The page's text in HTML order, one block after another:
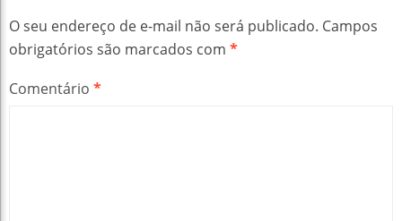
O seu endereço de e-mail não será publicado. Campos
obrigatórios são marcados com *
Comentário *